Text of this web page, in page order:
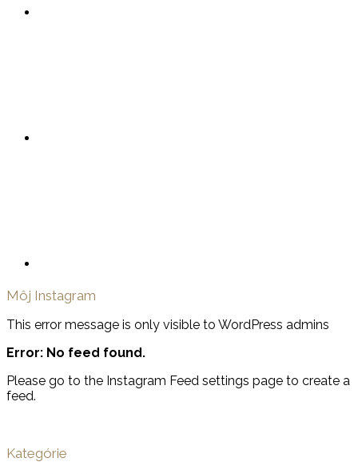
Môj Instagram
This error message is only visible to WordPress admins
Error: No feed found.
Please go to the Instagram Feed settings page to create a
feed.
Kategórie